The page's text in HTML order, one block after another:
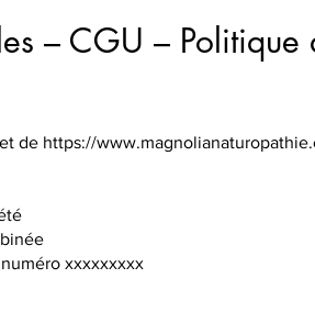
– CGU –
de https://
xxxxxxxxx